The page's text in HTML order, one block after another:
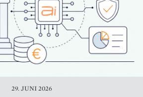
29. JUNI 2026